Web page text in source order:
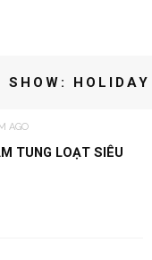
HOLIDAY
AGO
TUNG LOẠT SIÊU